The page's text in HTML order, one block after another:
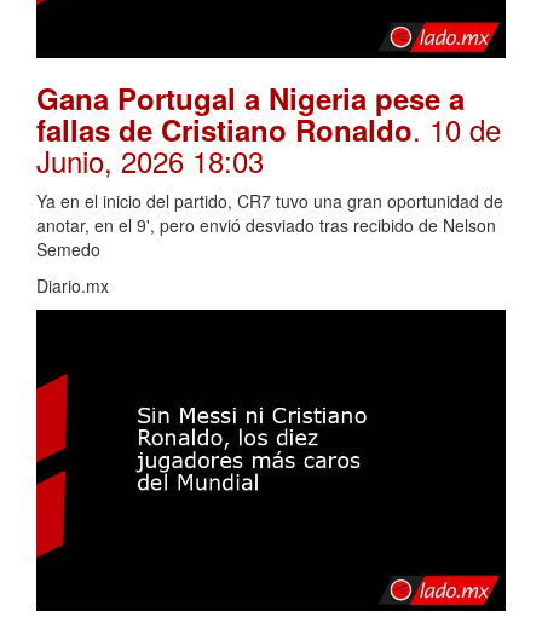
Gana Portugal a Nigeria pese a
fallas de Cristiano Ronaldo. 10 de
Junio, 2026 18:03
Ya en el inicio del partido, CR7 tuvo una gran oportunidad de
anotar, en el 9', pero envió desviado tras recibido de Nelson
Semedo
Diario.mx